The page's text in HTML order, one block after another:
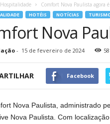
Hospitalidade Comfort Nova Paulista agora
HOTÉIS NOTÍCIAS
Nova
- 15 de fevereiro de 2024
Facebook
Nova Paulista, administrado
Nova Paulista. Com